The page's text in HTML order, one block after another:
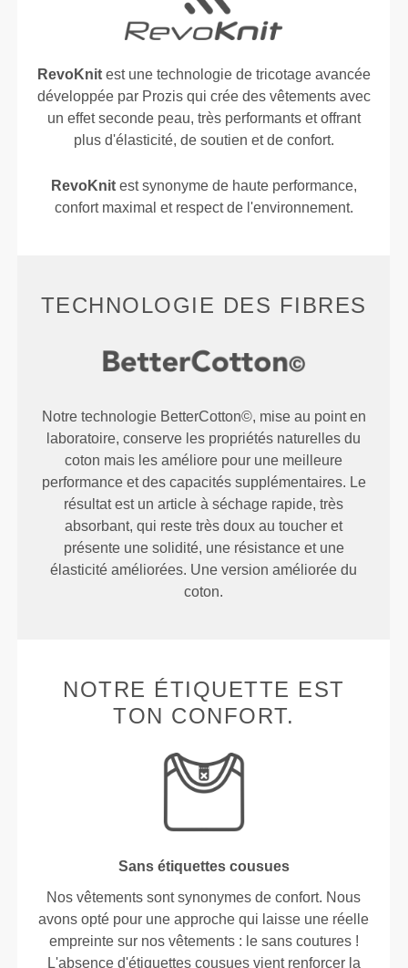
RevoKnitest une technologie de tricotage avancée
développée par Prozis qui crée des vêtements avec
un effet seconde peau, très performants et offrant
plus d'élasticité, de soutien et de confort.
RevoKnitest synonyme de haute performance,
confort maximal et respect de l'environnement.
TECHNOLOGIE DES FIBRES
Notre technologie BetterCotton©, mise au point en
laboratoire, conserve les propriétés naturelles du
coton mais les améliore pour une meilleure
performance et des capacités supplémentaires. Le
résultat est un article à séchage rapide, très
absorbant, qui reste très doux au toucher et
présente une solidité, une résistance et une
élasticité améliorées. Une version améliorée du
coton.
NOTRE ÉTIQUETTE EST
TON CONFORT.
Sans étiquettes cousues
Nos vêtements sont synonymes de confort. Nous
avons opté pour une approche qui laisse une réelle
empreinte sur nos vêtements : le sans coutures !
L'absence d'étiquettes cousues vient renforcer la